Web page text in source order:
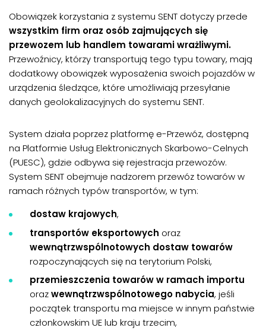
Obowiązek korzystania z systemu SENT dotyczy przede
wszystkim firm oraz osób zajmujących się
przewozem lub handlem towarami wrażliwymi.
Przewoźnicy, którzy transportują tego typu towary, mają
dodatkowy obowiązek wyposażenia swoich pojazdów w
urządzenia śledzące, które umożliwiają przesyłanie
danych geolokalizacyjnych do systemu SENT.
System działa poprzez platformę e-Przewóz, dostępną
na Platformie Usług Elektronicznych Skarbowo-Celnych
(PUESC), gdzie odbywa się rejestracja przewozów.
System SENT obejmuje nadzorem przewóz towarów w
ramach różnych typów transportów, w tym:
dostaw krajowych,
transportów eksportowych oraz
wewnątrzwspólnotowych dostaw towarów
rozpoczynających się na terytorium Polski,
przemieszczenia towarów w ramach importu
orazwewnątrzwspólnotowego nabycia, jeśli
początek transportu ma miejsce w innym państwie
członkowskim UE lub kraju trzecim,